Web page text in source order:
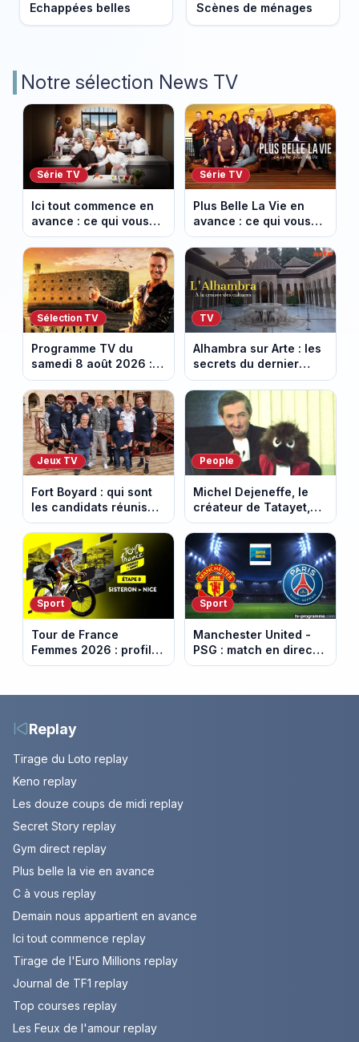
Echappées belles Scènes de ménages
Notre sélection News TV
Série TV
Ici tout commence en
avance : ce qui vous
attend la semaine du
10 au 14 août 2026
(spoiler)
Série TV
Plus Belle La Vie en
avance : ce qui vous
attend la semaine du
10 au 14 août 2026
(spoiler)
Sélection TV
Programme TV du
samedi 8 août 2026 :
notre sélection pour
votre soirée télé
TV
Alhambra sur Arte : les
secrets du dernier
sultanat musulman
d’Espagne
Jeux TV
Fort Boyard : qui sont
les candidats réunis
par Cyril Féraud ce
samedi 8 août 2026 ?
People
Michel Dejeneffe, le
créateur de Tatayet,
est mort à 77 ans
Sport
Tour de France
Femmes 2026 : profil
et horaires de la 8e
Nice
Sport
Manchester United -
PSG : match en direct
sur beIN Sports 1 à
Replay
Tirage du Loto replay
Keno replay
Les douze coups de midi replay
Secret Story replay
Gym direct replay
Plus belle la vie en avance
C à vous replay
Demain nous appartient en avance
Ici tout commence replay
Tirage de l'Euro Millions replay
Journal de TF1 replay
Top courses replay
Les Feux de l'amour replay